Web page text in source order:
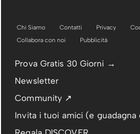
Chi Siamo Contatti Privacy
Collabora con noi
Pubblicità
Prova Gratis 30 Giorni →
Newsletter
Community ↗
Invita i tuoi amici (e guadagna